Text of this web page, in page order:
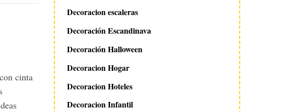
cinta
Decoracion escaleras
Decoración Escandinava
Decoración Halloween
Decoracion Hogar
Decoracion Hoteles
Decoracion Infantil